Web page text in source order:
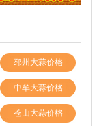
邳州大蒜价格
中牟大蒜价格
苍山大蒜价格